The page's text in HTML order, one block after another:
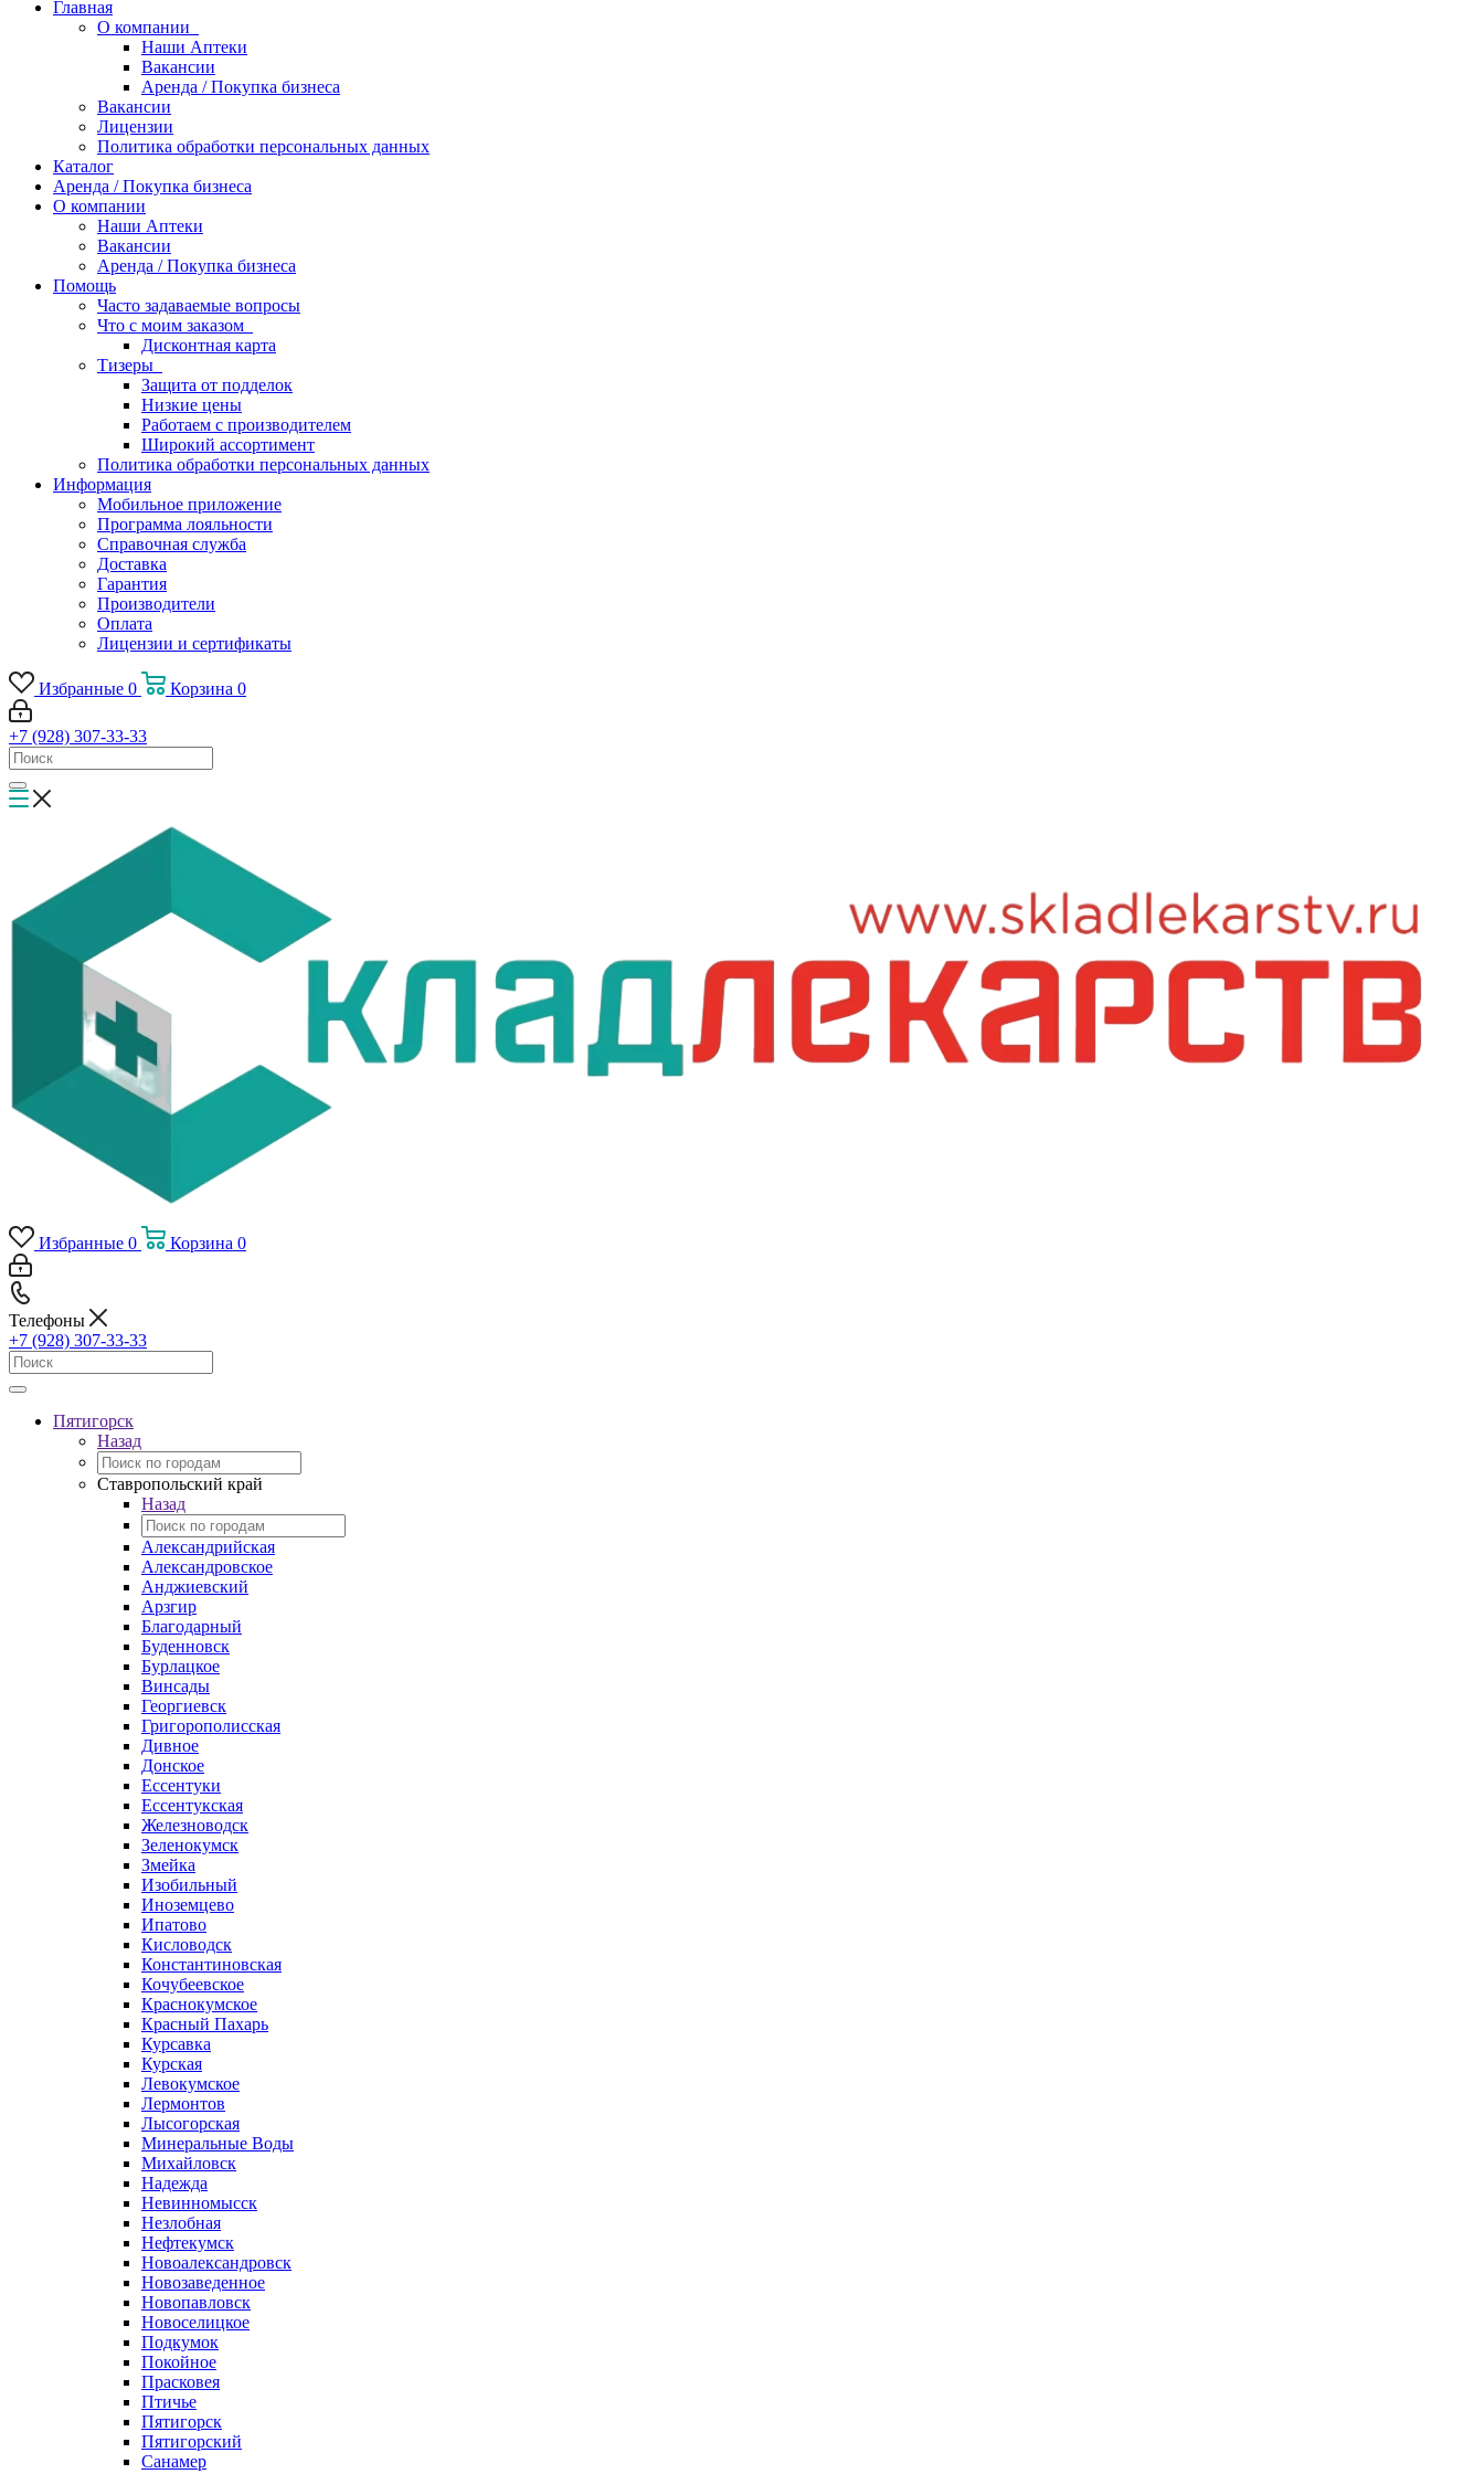
Главная
О компании
Наши Аптеки
Вакансии
Аренда / Покупка бизнеса
Вакансии
Лицензии
Политика обработки персональных данных
Каталог
Аренда / Покупка бизнеса
О компании
Наши Аптеки
Вакансии
Аренда / Покупка бизнеса
Помощь
Часто задаваемые вопросы
Что с моим заказом
Дисконтная карта
Тизеры
Защита от подделок
Низкие цены
Работаем с производителем
Широкий ассортимент
Политика обработки персональных данных
Информация
Мобильное приложение
Программа лояльности
Справочная служба
Доставка
Гарантия
Производители
Оплата
Лицензии и сертификаты
Избранные 0 Корзина 0
+7 (928) 307-33-33
Избранные 0 Корзина 0
Телефоны
+7 (928) 307-33-33
Пятигорск
Назад
Ставропольский край
Назад
Александрийская
Александровское
Анджиевский
Арзгир
Благодарный
Буденновск
Бурлацкое
Винсады
Георгиевск
Григорополисская
Дивное
Донское
Ессентуки
Ессентукская
Железноводск
Зеленокумск
Змейка
Изобильный
Иноземцево
Ипатово
Кисловодск
Константиновская
Кочубеевское
Краснокумское
Красный Пахарь
Курсавка
Курская
Левокумское
Лермонтов
Лысогорская
Минеральные Воды
Михайловск
Надежда
Невинномысск
Незлобная
Нефтекумск
Новоалександровск
Новозаведенное
Новопавловск
Новоселицкое
Подкумок
Покойное
Прасковея
Птичье
Пятигорск
Пятигорский
Санамер